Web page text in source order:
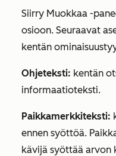
Siirry Muokkaa -
osioon. Seuraavat
kentän
Ohjeteksti: kentän
informaatioteksti.
Paikkamerkkiteksti:
ennen syöttöä.
kävijä syöttää arvon